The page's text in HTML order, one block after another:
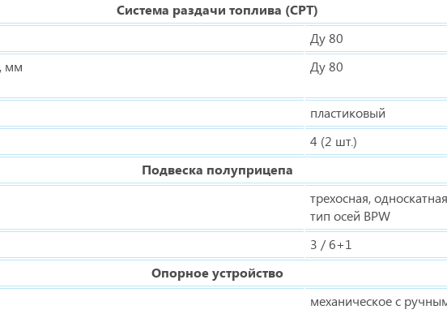
Система раздачи топлива (СРТ)
Ду 80
мм
Ду 80
пластиковый
4 (2 шт.)
Подвеска полуприцепа
трехосная,
тип осей BPW
3 / 6+1
Опорное устройство
механическое с